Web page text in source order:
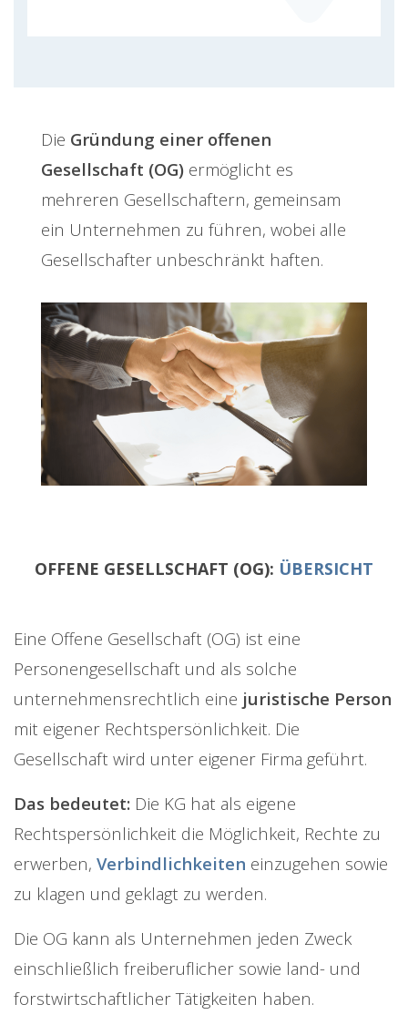
Die Gründung einer offenen
Gesellschaft (OG) ermöglicht es
mehreren Gesellschaftern, gemeinsam
ein Unternehmen zu führen, wobei alle
Gesellschafter unbeschränkt haften.
OFFENE GESELLSCHAFT (OG): ÜBERSICHT
Eine Offene Gesellschaft (OG) ist eine
Personengesellschaft und als solche
unternehmensrechtlich eine juristische Person
mit eigener Rechtspersönlichkeit. Die
Gesellschaft wird unter eigener Firma geführt.
Das bedeutet: Die KG hat als eigene
Rechtspersönlichkeit die Möglichkeit, Rechte zu
erwerben, Verbindlichkeiten einzugehen sowie
zu klagen und geklagt zu werden.
Die OG kann als Unternehmen jeden Zweck
einschließlich freiberuflicher sowie land- und
forstwirtschaftlicher Tätigkeiten haben.